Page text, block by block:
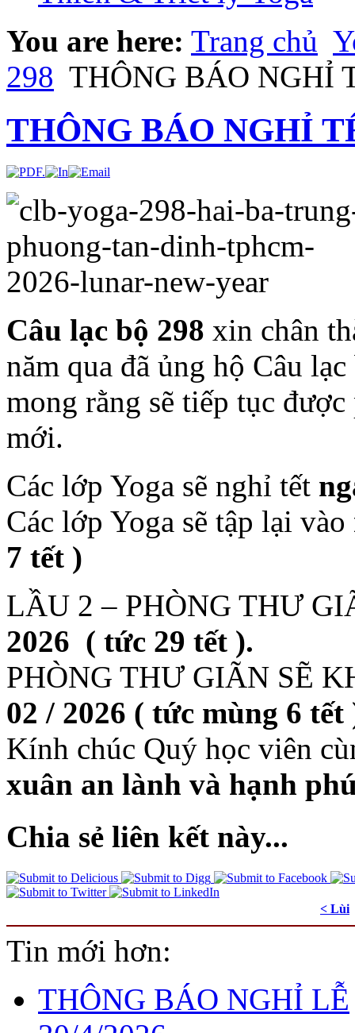
You are here: Trang chủ
298 THÔNG BÁO NGHỈ
THÔNG BÁO NGHỈ
Câu lạc bộ 298 xin chân
năm qua đã ủng hộ Câu
mong rằng sẽ tiếp tục
mới.
Các lớp Yoga sẽ nghỉ tết
Các lớp Yoga sẽ tập lại vào
7 tết )
LẦU 2 – PHÒNG THƯ
2026 ( tức 29 tết ).
PHÒNG THƯ GIÃN SẼ
02 / 2026 ( tức mùng 6 tết
Kính chúc Quý học viên
xuân an lành và hạnh
Chia sẻ liên kết này...
< Lùi
Tin mới hơn:
THÔNG BÁO NGHỈ LỄ